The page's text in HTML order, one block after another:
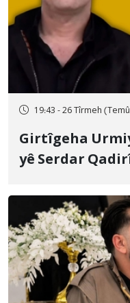
19:43 - 26 Tîrmeh
Girtîgeha
yê Serdar